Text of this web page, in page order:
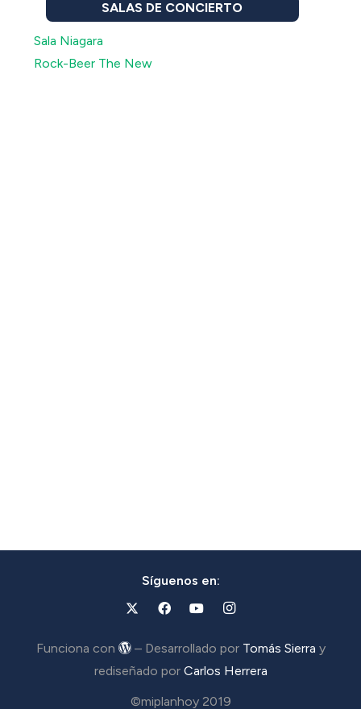
SALAS DE CONCIERTO
Sala Niagara
Rock-Beer The New
Síguenos en:
Funciona con – Desarrollado por Tomás Sierra y
rediseñado por Carlos Herrera
©miplanhoy 2019